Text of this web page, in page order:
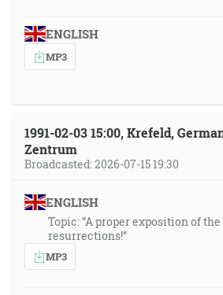
ENGLISH
MP3
1991-02-03 15:00, Krefeld,
Zentrum
Broadcasted: 2026-07-15 19:30
ENGLISH
Topic: “A proper exposition of
resurrections!”
MP3